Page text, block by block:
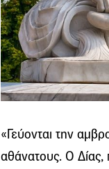
«Γεύονται την
αθάνατους. Ο Δίας,